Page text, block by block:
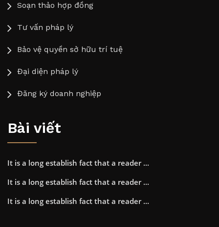
Soạn thảo hợp đồng
Tư vấn pháp lý
Bảo vệ quyền sở hữu trí tuệ
Đại diện pháp lý
Đăng ký doanh nghiệp
Bài viết
It is a long establish fact that a reader ...
It is a long establish fact that a reader ...
It is a long establish fact that a reader ...